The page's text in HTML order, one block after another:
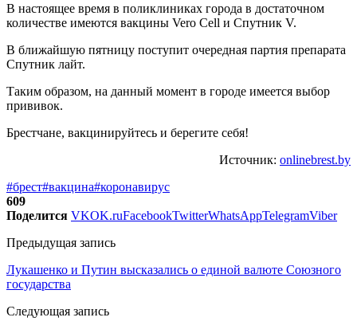
В настоящее время в поликлиниках города в достаточном
количестве имеются вакцины Vero Cell и Спутник V.
В ближайшую пятницу поступит очередная партия препарата
Спутник лайт.
Таким образом, на данный момент в городе имеется выбор
прививок.
Брестчане, вакцинируйтесь и берегите себя!
Источник: onlinebrest.by
#брест#вакцина#коронавирус
609
Поделится VKOK.ruFacebookTwitterWhatsAppTelegramViber
Предыдущая запись
Лукашенко и Путин высказались о единой валюте Союзного
государства
Следующая запись